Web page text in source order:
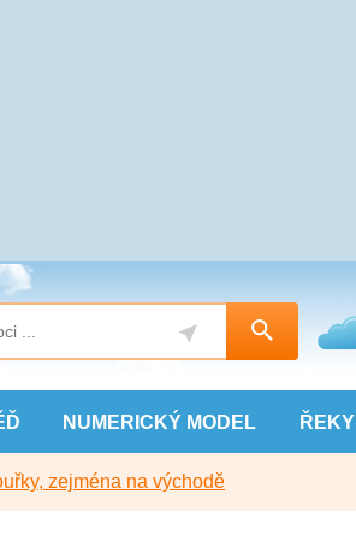
NUMERICKÝ MODEL ŘEKY
zejména na východě